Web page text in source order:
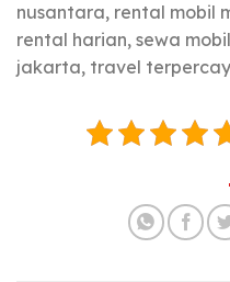
nusantara, rental mobil
rental harian, sewa
jakarta, travel